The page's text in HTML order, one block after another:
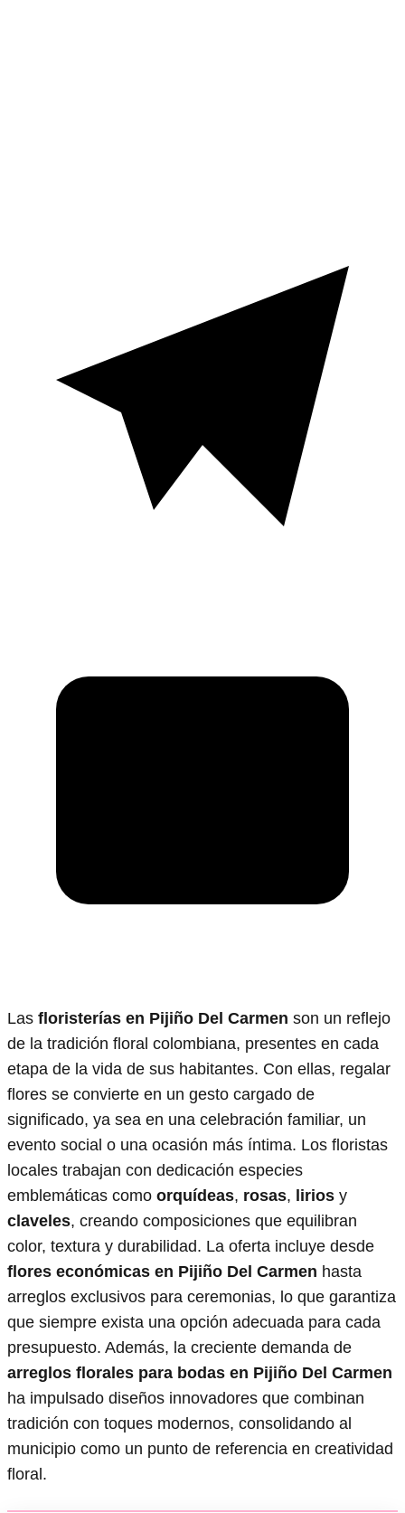
Las floristerías en Pijiño Del Carmen son un reflejo
de la tradición floral colombiana, presentes en cada
etapa de la vida de sus habitantes. Con ellas, regalar
flores se convierte en un gesto cargado de
significado, ya sea en una celebración familiar, un
evento social o una ocasión más íntima. Los floristas
locales trabajan con dedicación especies
emblemáticas como orquídeas, rosas, lirios y
claveles, creando composiciones que equilibran
color, textura y durabilidad. La oferta incluye desde
flores económicas en Pijiño Del Carmen hasta
arreglos exclusivos para ceremonias, lo que garantiza
que siempre exista una opción adecuada para cada
presupuesto. Además, la creciente demanda de
arreglos florales para bodas en Pijiño Del Carmen
ha impulsado diseños innovadores que combinan
tradición con toques modernos, consolidando al
municipio como un punto de referencia en creatividad
floral.